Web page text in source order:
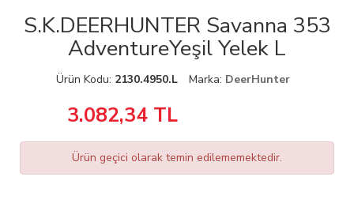
S.K.DEERHUNTER Savanna 353
AdventureYeşil Yelek L
Ürün Kodu: 2130.4950.L Marka: DeerHunter
3.082,34TL
Ürün geçici olarak temin edilememektedir.